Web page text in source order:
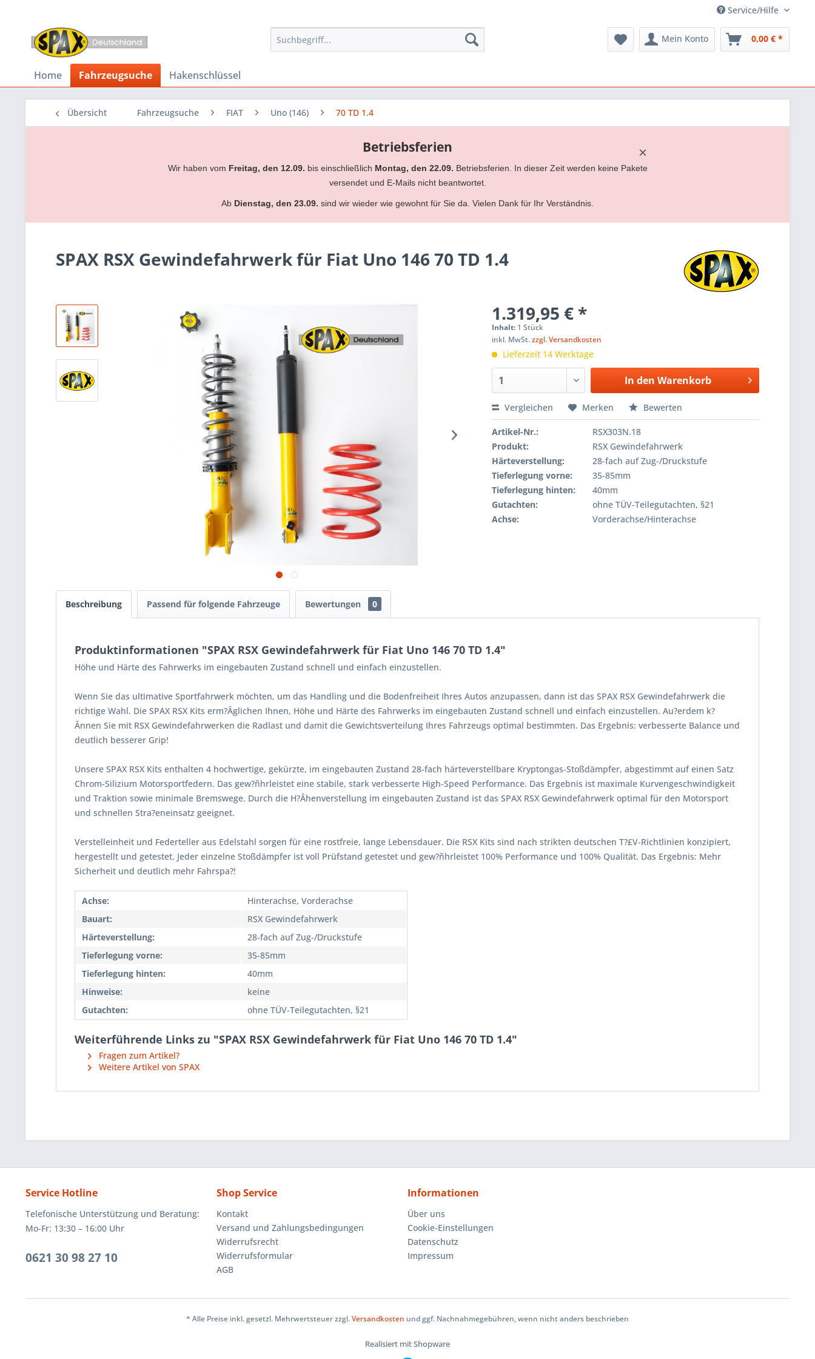
Service/Hilfe
Mein Konto 0,00 € *
Home Fahrzeugsuche Hakenschlüssel
Übersicht Fahrzeugsuche FIAT Uno (146) 70 TD 1.4
×
Betriebsferien
Wir haben vom Freitag, den 12.09. bis einschließlich Montag, den 22.09. Betriebsferien. In dieser Zeit werden keine Pakete
versendet und E-Mails nicht beantwortet.
Ab Dienstag, den 23.09. sind wir wieder wie gewohnt für Sie da. Vielen Dank für Ihr Verständnis.
SPAX RSX Gewindefahrwerk für Fiat Uno 146 70 TD 1.4
1.319,95 € *
Inhalt: 1 Stück
inkl. MwSt.zzgl. Versandkosten
Lieferzeit 14 Werktage
In den Warenkorb
Vergleichen Merken Bewerten
Artikel-Nr.:
RSX303N.18
Produkt:
RSX Gewindefahrwerk
Härteverstellung:
28-fach auf Zug-/Druckstufe
Tieferlegung vorne:
35-85mm
Tieferlegung hinten:
40mm
Gutachten:
ohne TÜV-Teilegutachten, §21
Achse:
Vorderachse/Hinterachse
Beschreibung Passend für folgende Fahrzeuge Bewertungen 0
Produktinformationen "SPAX RSX Gewindefahrwerk für Fiat Uno 146 70 TD 1.4"
Höhe und Härte des Fahrwerks im eingebauten Zustand schnell und einfach einzustellen.
Wenn Sie das ultimative Sportfahrwerk möchten, um das Handling und die Bodenfreiheit Ihres Autos anzupassen, dann ist das SPAX RSX Gewindefahrwerk die
richtige Wahl. Die SPAX RSX Kits erm?Âglichen Ihnen, Höhe und Härte des Fahrwerks im eingebauten Zustand schnell und einfach einzustellen. Au?erdem k?
Ânnen Sie mit RSX Gewindefahrwerken die Radlast und damit die Gewichtsverteilung Ihres Fahrzeugs optimal bestimmten. Das Ergebnis: verbesserte Balance und
deutlich besserer Grip!
Unsere SPAX RSX Kits enthalten 4 hochwertige, gekürzte, im eingebauten Zustand 28-fach härteverstellbare Kryptongas-Stoßdämpfer, abgestimmt auf einen Satz
Chrom-Silizium Motorsportfedern. Das gew?ñhrleistet eine stabile, stark verbesserte High-Speed Performance. Das Ergebnis ist maximale Kurvengeschwindigkeit
und Traktion sowie minimale Bremswege. Durch die H?Âhenverstellung im eingebauten Zustand ist das SPAX RSX Gewindefahrwerk optimal für den Motorsport
und schnellen Stra?eneinsatz geeignet.
Verstelleinheit und Federteller aus Edelstahl sorgen für eine rostfreie, lange Lebensdauer. Die RSX Kits sind nach strikten deutschen T?£V-Richtlinien konzipiert,
hergestellt und getestet. Jeder einzelne Stoßdämpfer ist voll Prüfstand getestet und gew?ñhrleistet 100% Performance und 100% Qualität. Das Ergebnis: Mehr
Sicherheit und deutlich mehr Fahrspa?!
Achse:
Hinterachse, Vorderachse
Bauart:
RSX Gewindefahrwerk
Härteverstellung:
28-fach auf Zug-/Druckstufe
Tieferlegung vorne:
35-85mm
Tieferlegung hinten:
40mm
Hinweise:
keine
Gutachten:
ohne TÜV-Teilegutachten, §21
Weiterführende Links zu "SPAX RSX Gewindefahrwerk für Fiat Uno 146 70 TD 1.4"
Fragen zum Artikel?
Weitere Artikel von SPAX
Service Hotline
Telefonische Unterstützung und Beratung:
Mo-Fr: 13:30 – 16:00 Uhr
0621 30 98 27 10
Shop Service
Kontakt
Versand und Zahlungsbedingungen
Widerrufsrecht
Widerrufsformular
AGB
Informationen
Über uns
Cookie-Einstellungen
Datenschutz
Impressum
* Alle Preise inkl. gesetzl. Mehrwertsteuer zzgl.Versandkosten und ggf. Nachnahmegebühren, wenn nicht anders beschrieben
Realisiert mit Shopware